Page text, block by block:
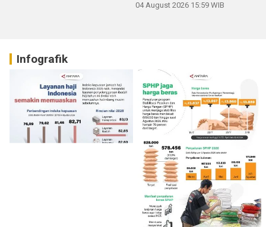
04 August 2026 15:59 WIB
Infografik